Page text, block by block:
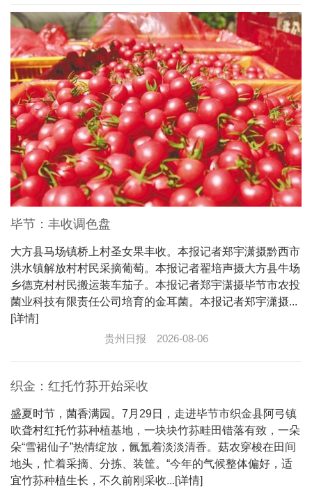
毕节：丰收调色盘
大方县马场镇桥上村圣女果丰收。本报记者郑宇潇摄黔西市
洪水镇解放村村民采摘葡萄。本报记者翟培声摄大方县牛场
乡德克村村民搬运装车茄子。本报记者郑宇潇摄毕节市农投
菌业科技有限责任公司培育的金耳菌。本报记者郑宇潇摄...
[详情]
贵州日报
2026-08-06
织金：红托竹荪开始采收
盛夏时节，菌香满园。7月29日，走进毕节市织金县阿弓镇
吹聋村红托竹荪种植基地，一块块竹荪畦田错落有致，一朵
朵“雪裙仙子”热情绽放，氤氲着淡淡清香。菇农穿梭在田间
地头，忙着采摘、分拣、装筐。“今年的气候整体偏好，适
宜竹荪种植生长，不久前刚采收...[详情]